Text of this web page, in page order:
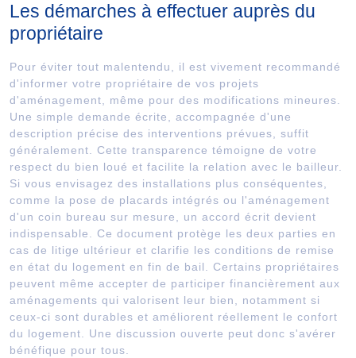
Les démarches à effectuer auprès du
propriétaire
Pour éviter tout malentendu, il est vivement recommandé
d'informer votre propriétaire de vos projets
d'aménagement, même pour des modifications mineures.
Une simple demande écrite, accompagnée d'une
description précise des interventions prévues, suffit
généralement. Cette transparence témoigne de votre
respect du bien loué et facilite la relation avec le bailleur.
Si vous envisagez des installations plus conséquentes,
comme la pose de placards intégrés ou l'aménagement
d'un coin bureau sur mesure, un accord écrit devient
indispensable. Ce document protège les deux parties en
cas de litige ultérieur et clarifie les conditions de remise
en état du logement en fin de bail. Certains propriétaires
peuvent même accepter de participer financièrement aux
aménagements qui valorisent leur bien, notamment si
ceux-ci sont durables et améliorent réellement le confort
du logement. Une discussion ouverte peut donc s'avérer
bénéfique pour tous.